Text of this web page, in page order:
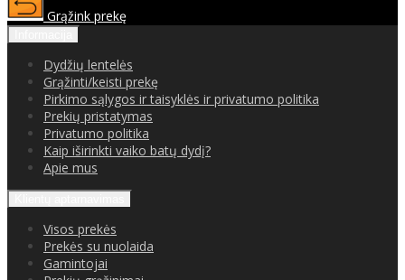
Grąžink prekę
Dydžių lentelės
Grąžinti/keisti prekę
Pirkimo sąlygos ir taisyklės ir privatumo politika
Prekių pristatymas
Privatumo politika
Kaip iširinkti vaiko batų dydį?
Apie mus
Visos prekės
Prekės su nuolaida
Gamintojai